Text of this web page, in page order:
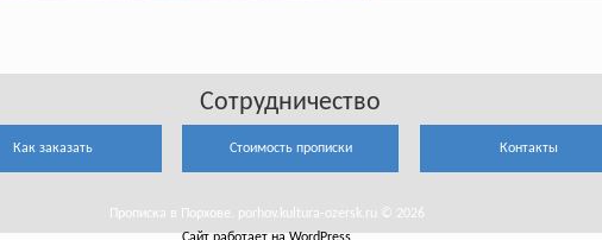
Сотрудничество
Как заказать Стоимость прописки Контакты
Прописка в Порхове. porhov.kultura-ozersk.ru © 2026